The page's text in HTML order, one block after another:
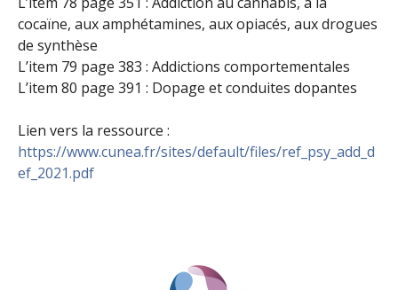
cocaïne, aux amphétamines, aux opiacés, aux drogues
de synthèse
L’item 79 page 383 : Addictions comportementales
L’item 80 page 391 : Dopage et conduites dopantes
Lien vers la ressource :
https://www.cunea.fr/sites/default/files/ref_psy_add_d
ef_2021.pdf